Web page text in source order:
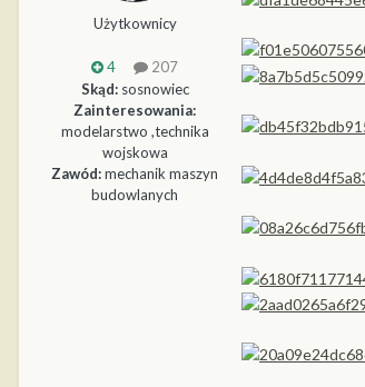
Użytkownicy
4
207
Skąd:sosnowiec
Zainteresowania:
modelarstwo ,technika
wojskowa
Zawód:mechanik maszyn
budowlanych